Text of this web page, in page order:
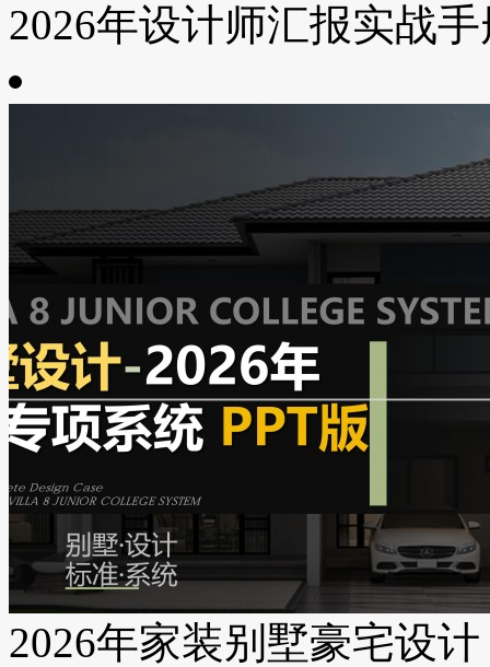
2026年设计师汇报实战
2026年家装别墅豪宅设计